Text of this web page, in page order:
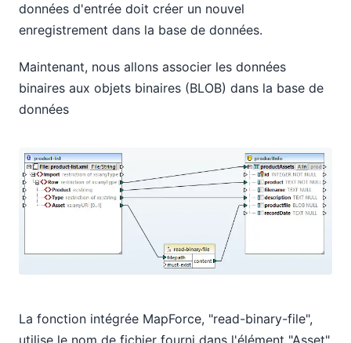
données d'entrée doit créer un nouvel
enregistrement dans la base de données.
Maintenant, nous allons associer les données
binaires aux objets binaires (BLOB) dans la base de
données
La fonction intégrée MapForce, "read-binary-file",